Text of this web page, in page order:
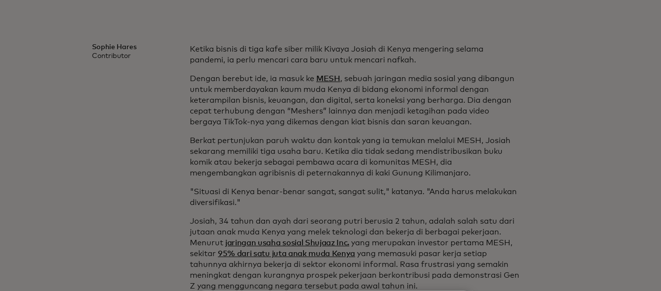
Sophie Hares
Contributor
Ketika bisnis di tiga kafe siber milik Kivaya Josiah di Kenya mengering selama
pandemi, ia perlu mencari cara baru untuk mencari nafkah.
Dengan berebut ide, ia masuk ke MESH , sebuah jaringan media sosial yang dibangun
untuk memberdayakan kaum muda Kenya di bidang ekonomi informal dengan
keterampilan bisnis, keuangan, dan digital, serta koneksi yang berharga. Dia dengan
cepat terhubung dengan “Meshers” lainnya dan menjadi ketagihan pada video
bergaya TikTok-nya yang dikemas dengan kiat bisnis dan saran keuangan.
Berkat pertunjukan paruh waktu dan kontak yang ia temukan melalui MESH, Josiah
sekarang memiliki tiga usaha baru. Ketika dia tidak sedang mendistribusikan buku
komik atau bekerja sebagai pembawa acara di komunitas MESH, dia
mengembangkan agribisnis di peternakannya di kaki Gunung Kilimanjaro.
"Situasi di Kenya benar-benar sangat, sangat sulit," katanya. "Anda harus melakukan
diversifikasi."
Josiah, 34 tahun dan ayah dari seorang putri berusia 2 tahun, adalah salah satu dari
jutaan anak muda Kenya yang melek teknologi dan bekerja di berbagai pekerjaan.
Menurut jaringan usaha sosial Shujaaz Inc. yang merupakan investor pertama MESH,
sekitar 95% dari satu juta anak muda Kenya yang memasuki pasar kerja setiap
tahunnya akhirnya bekerja di sektor ekonomi informal. Rasa frustrasi yang semakin
meningkat dengan kurangnya prospek pekerjaan berkontribusi pada demonstrasi Gen
Z yang mengguncang negara tersebut pada awal tahun ini.